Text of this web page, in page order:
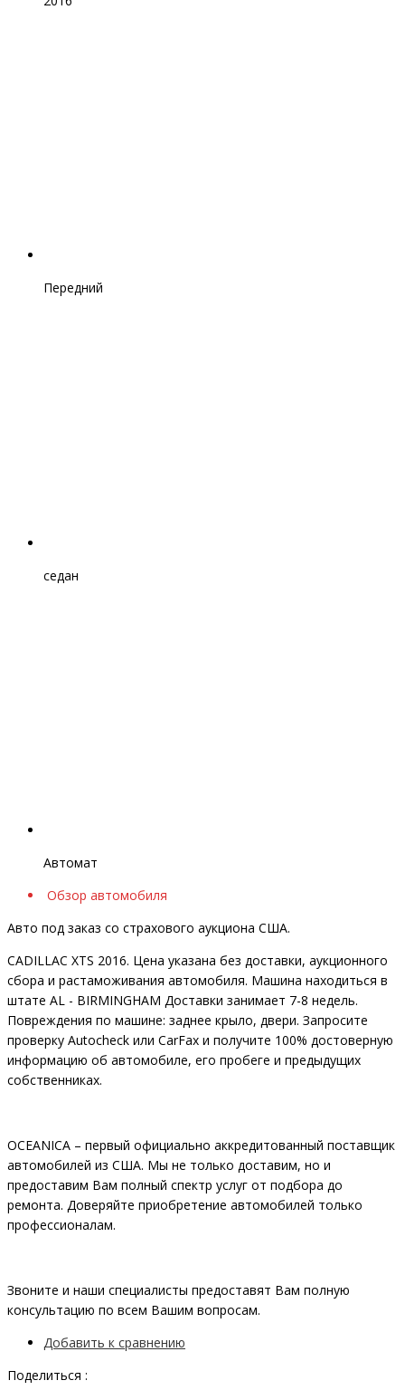
Передний
седан
Автомат
Обзор автомобиля
Авто под заказ со страхового аукциона США.
CADILLAC XTS 2016. Цена указана без доставки, аукционного
сбора и растаможивания автомобиля. Машина находиться в
штате AL - BIRMINGHAM Доставки занимает 7-8 недель.
Повреждения по машине: заднее крыло, двери. Запросите
проверку Autocheck или CarFax и получите 100% достоверную
информацию об автомобиле, его пробеге и предыдущих
собственниках.
OCEANIСA – первый официально аккредитованный поставщик
автомобилей из США. Мы не только доставим, но и
предоставим Вам полный спектр услуг от подбора до
ремонта. Доверяйте приобретение автомобилей только
профессионалам.
Звоните и наши специалисты предоставят Вам полную
консультацию по всем Вашим вопросам.
Добавить к сравнению
Поделиться :